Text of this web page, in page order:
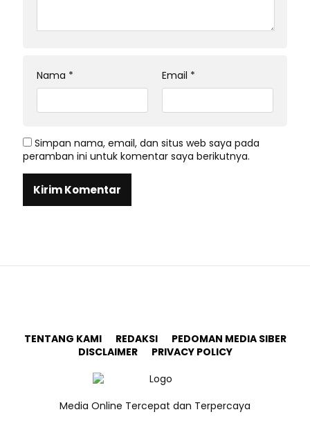
Nama * Email *
Simpan nama, email, dan situs web saya pada
peramban ini untuk komentar saya berikutnya.
TENTANG KAMI REDAKSI
PEDOMAN MEDIA SIBER
DISCLAIMER
PRIVACY POLICY
Media Online Tercepat dan Terpercaya